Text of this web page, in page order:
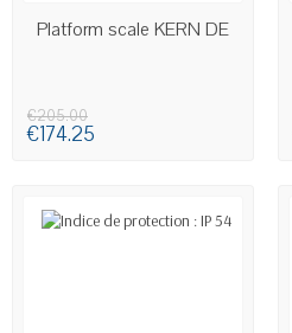
AVAILABLE
Platform scale KERN DE
€205.00
€174.25